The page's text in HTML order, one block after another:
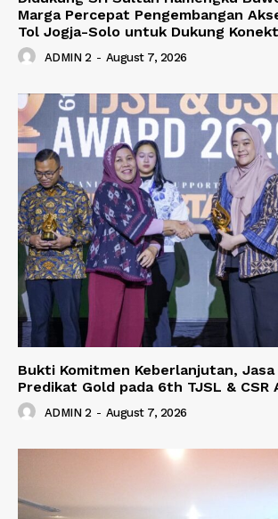
Marga Percepat Pengembangan
Tol Jogja-Solo untuk Dukung
ADMIN 2 - August 7, 2026
Bukti Komitmen Keberlanjutan, Jasa
Predikat Gold pada 6th TJSL & CSR
ADMIN 2 - August 7, 2026